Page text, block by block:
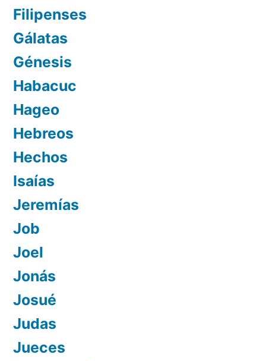
Filipenses
Gálatas
Génesis
Habacuc
Hageo
Hebreos
Hechos
Isaías
Jeremías
Job
Joel
Jonás
Josué
Judas
Jueces